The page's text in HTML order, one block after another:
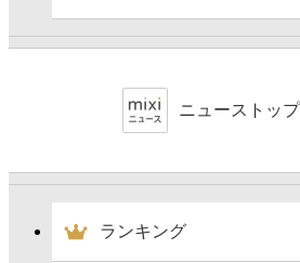
ニューストッ
ランキング